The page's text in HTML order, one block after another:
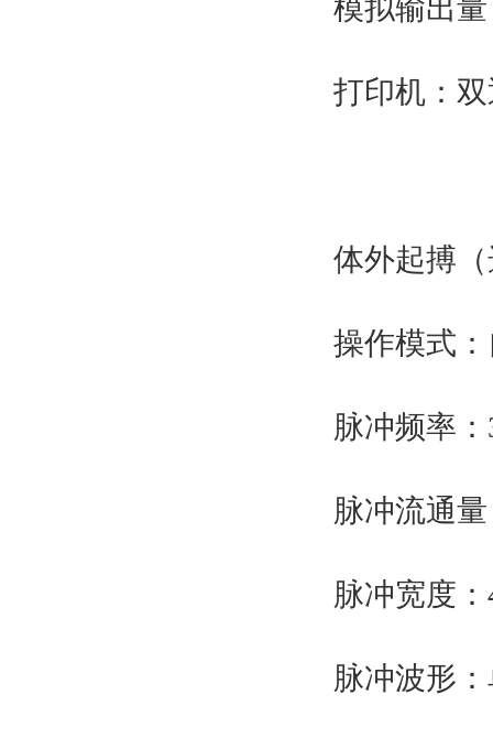
模拟输出
打印机：
体外起搏
操作模式
脉冲频率
脉冲流通
脉冲宽度：
脉冲波形